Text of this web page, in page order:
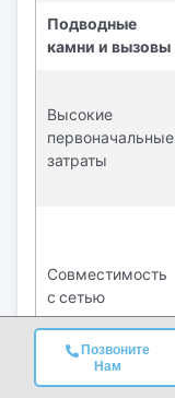
Позвоните
Нам
Подводные
камни и вызовы
Высокие
первоначальные
затраты
Совместимость
с сетью
Возможности: